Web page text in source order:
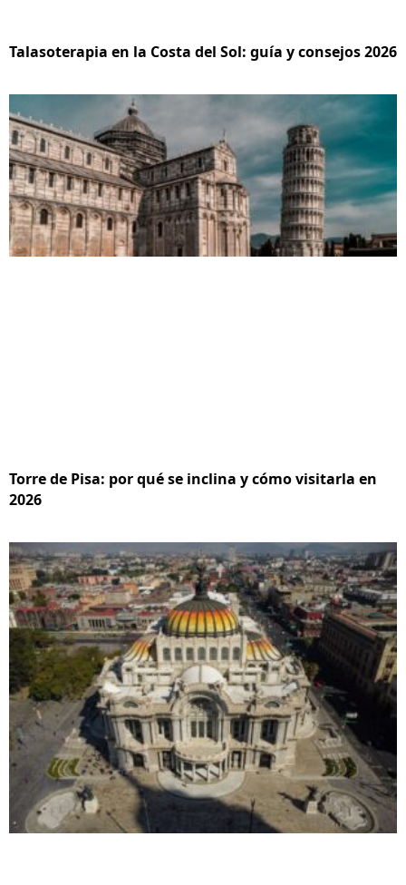
Talasoterapia en la Costa del Sol: guía y consejos 2026
Torre de Pisa: por qué se inclina y cómo visitarla en
2026